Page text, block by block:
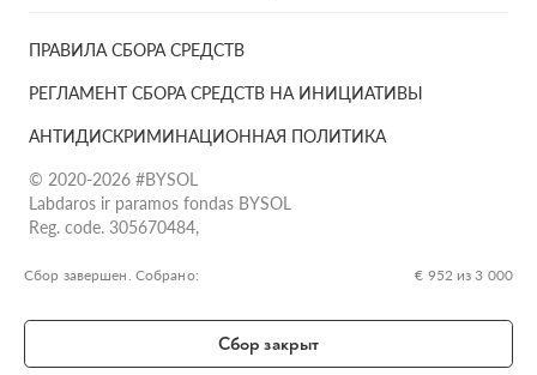
Сбор завершен. Собрано: € 952 из 3 000
Сбор закрыт
ПРАВИЛА СБОРА СРЕДСТВ
РЕГЛАМЕНТ СБОРА СРЕДСТВ НА ИНИЦИАТИВЫ
АНТИДИСКРИМИНАЦИОННАЯ ПОЛИТИКА
© 2020-2026 #BYSOL
Labdaros ir paramos fondas BYSOL
Reg. code. 305670484,
g.17-1, LT-13253
SWIFT kodas HABALT22